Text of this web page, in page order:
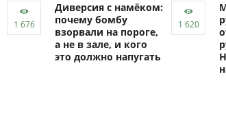
Диверсия с намёком:
почему бомбу
взорвали на пороге,
а не в зале, и кого
это должно напугать